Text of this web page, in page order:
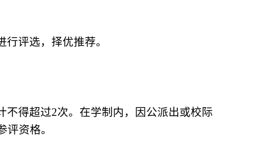
评选，择优推荐。
得超过2次。在学制内，因公派出或校际
资格。